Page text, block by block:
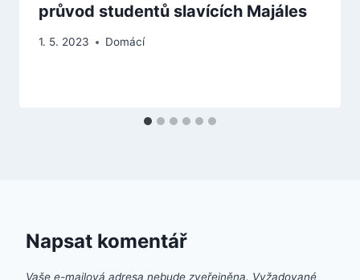
průvod studentů slavících Majáles
1. 5. 2023 Domácí
Napsat komentář
Vaše e-mailová adresa nebude zveřejněna. Vyžadované